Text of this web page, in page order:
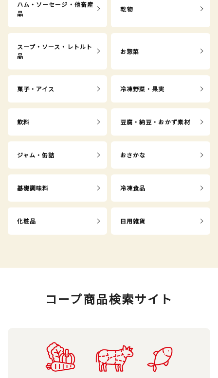
ハム・ソーセージ・他畜産
品
乾物
スープ・ソース・レトルト
品
お惣菜
菓子・アイス 冷凍野菜・果実
飲料 豆腐・納豆・おかず素材
ジャム・缶詰 おさかな
基礎調味料 冷凍食品
化粧品 日用雑貨
コープ商品検索サイト